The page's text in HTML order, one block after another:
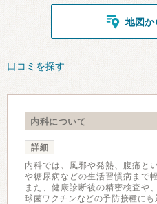
地図か
口コミを探す
内科について
詳細
内科では、風邪や発熱、腹痛と
や糖尿病などの生活習慣病まで
また、健康診断後の精密検査や
球菌ワクチンなどの予防接種にも